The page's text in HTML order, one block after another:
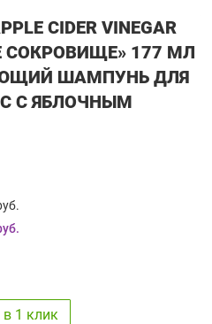
CIDER VINEGAR
СОКРОВИЩЕ» 177 МЛ
ШАМПУНЬ ДЛЯ
С ЯБЛОЧНЫМ
в 1 клик